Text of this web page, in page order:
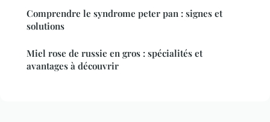
Comprendre le syndrome peter pan : signes et
solutions
Miel rose de russie en gros : spécialités et
avantages à découvrir